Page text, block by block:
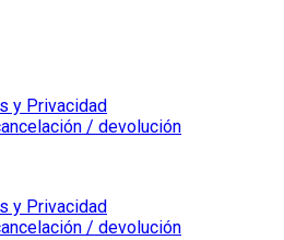
y Privacidad
/ devolución
y Privacidad
/ devolución